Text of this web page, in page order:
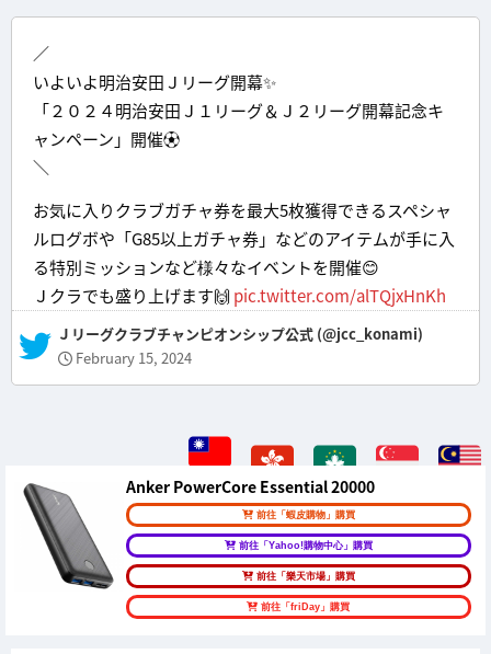
／
いよいよ明治安田Ｊリーグ開幕✨
「２０２４明治安田Ｊ１リーグ＆Ｊ２リーグ開幕記念キ
ャンペーン」開催⚽
＼
お気に入りクラブガチャ券を最大5枚獲得できるスペシャ
ルログボや「G85以上ガチャ券」などのアイテムが手に入
る特別ミッションなど様々なイベントを開催😊
Ｊクラでも盛り上げます🙌 pic.twitter.com/alTQjxHnKh
— Ｊリーグクラブチャンピオンシップ公式 (@jcc_konami)
February 15, 2024
Anker PowerCore Essential 20000
前往「蝦皮購物」購買
前往「Yahoo!購物中心」購買
前往「樂天市場」購買
前往「friDay」購買